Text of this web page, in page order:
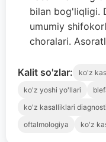
bilan bog'liqligi.
umumiy
choralari.
Kalit so'zlar: ko'z
ko'z yoshi yo'llari
ko'z kasalliklari
oftalmologiya
ko'z